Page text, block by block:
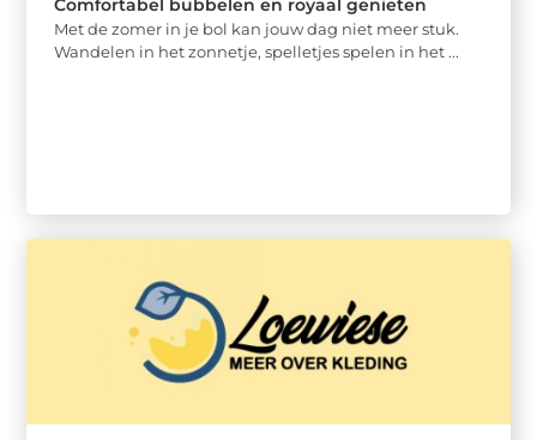
Comfortabel bubbelen en royaal genieten
Met de zomer in je bol kan jouw dag niet meer stuk.
Wandelen in het zonnetje, spelletjes spelen in het ...